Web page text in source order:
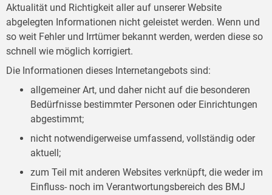
Aktualität und Richtigkeit aller auf unserer Website
abgelegten Informationen nicht geleistet werden. Wenn und
so weit Fehler und Irrtümer bekannt werden, werden diese so
schnell wie möglich korrigiert.
Die Informationen dieses Internetangebots sind:
allgemeiner Art, und daher nicht auf die besonderen
Bedürfnisse bestimmter Personen oder Einrichtungen
abgestimmt;
nicht notwendigerweise umfassend, vollständig oder
aktuell;
zum Teil mit anderen Websites verknüpft, die weder im
Einfluss- noch im Verantwortungsbereich des BMJ